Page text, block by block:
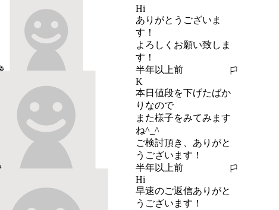
Hi
ありがとうございま
す！
よろしくお願い致しま
す！
半年以上前
報告する
K
本日値段を下げたばか
りなので
また様子をみてみます
ね^_^
ご検討頂き、ありがと
うございます！
半年以上前
報告する
Hi
早速のご返信ありがと
うございます！